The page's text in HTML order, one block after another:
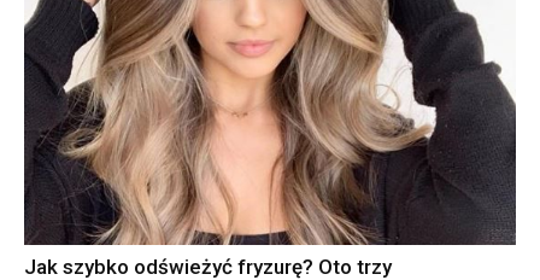
Jak szybko odświeżyć fryzurę? Oto trzy